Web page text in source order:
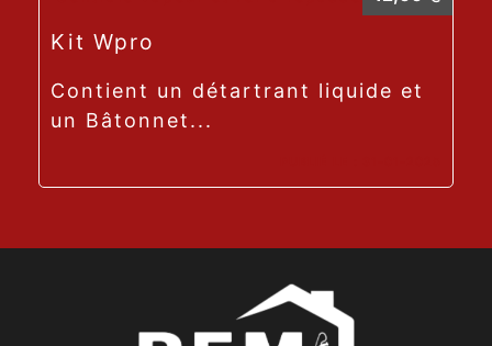
Kit Wpro
Contient un détartrant liquide et
un Bâtonnet...